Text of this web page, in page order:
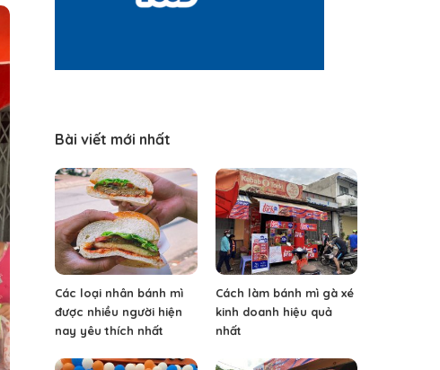
Bài viết mới nhất
Các loại nhân bánh mì
được nhiều người hiện
nay yêu thích nhất
Cách làm bánh mì gà xé
kinh doanh hiệu quả
nhất